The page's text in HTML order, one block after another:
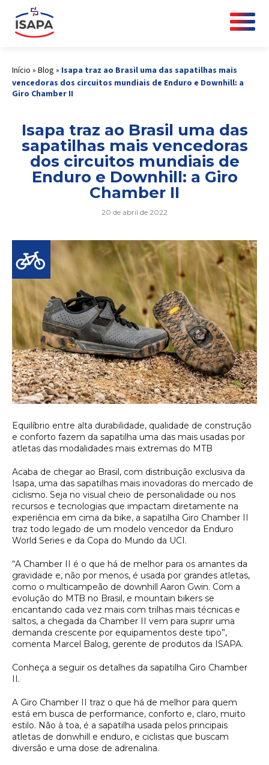
Início » Blog » Isapa traz ao Brasil uma das sapatilhas mais
vencedoras dos circuitos mundiais de Enduro e Downhill: a
Giro Chamber II
Isapa traz ao Brasil uma das
sapatilhas mais vencedoras
dos circuitos mundiais de
Enduro e Downhill: a Giro
Chamber II
20 de abril de 2022
Equilíbrio entre alta durabilidade, qualidade de construção
e conforto fazem da sapatilha uma das mais usadas por
atletas das modalidades mais extremas do MTB
Acaba de chegar ao Brasil, com distribuição exclusiva da
Isapa, uma das sapatilhas mais inovadoras do mercado de
ciclismo. Seja no visual cheio de personalidade ou nos
recursos e tecnologias que impactam diretamente na
experiência em cima da bike, a sapatilha Giro Chamber II
traz todo legado de um modelo vencedor da Enduro
World Series e da Copa do Mundo da UCI.
“A Chamber II é o que há de melhor para os amantes da
gravidade e, não por menos, é usada por grandes atletas,
como o multicampeão de downhill Aaron Gwin. Com a
evolução do MTB no Brasil, e mountain bikers se
encantando cada vez mais com trilhas mais técnicas e
saltos, a chegada da Chamber II vem para suprir uma
demanda crescente por equipamentos deste tipo”,
comenta Marcel Balog, gerente de produtos da ISAPA.
Conheça a seguir os detalhes da sapatilha Giro Chamber
II.
A Giro Chamber II traz o que há de melhor para quem
está em busca de performance, conforto e, claro, muito
estilo. Não à toa, é a sapatilha usada pelos principais
atletas de donwhill e enduro, e ciclistas que buscam
diversão e uma dose de adrenalina.